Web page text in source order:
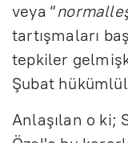
veya “
tartışmaları
tepkiler
Şubat
Anlaşılan o ki;